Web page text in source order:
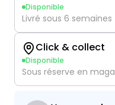
Disponible
Livré sous 6 semaines
Click & collect
Disponible
Sous réserve en